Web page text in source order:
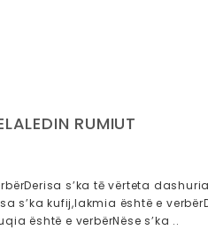
RUMIUT
s’ka tē vërteta
s’ka kufij,lakmia është e
është e verbërNëse s’ka ..